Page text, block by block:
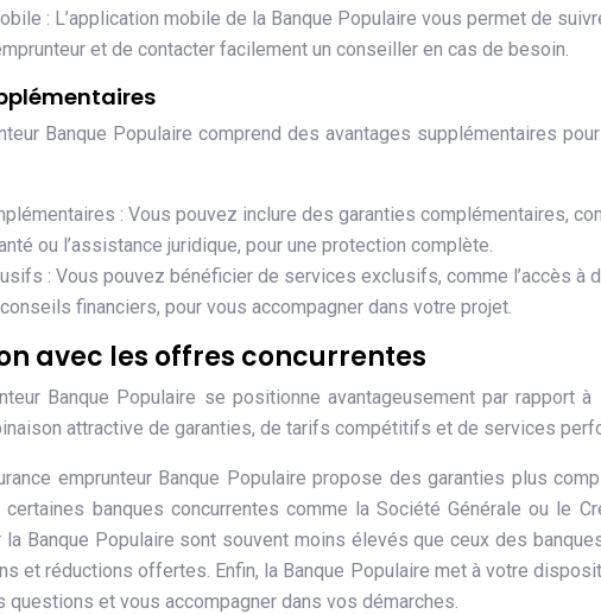
: L’application mobile de la Banque Populaire vous permet de
et de contacter facilement un conseiller en cas de besoin.
Banque Populaire comprend des avantages supplémentaires
: Vous pouvez inclure des garanties complémentaires,
ou l’assistance juridique, pour une protection complète.
: Vous pouvez bénéficier de services exclusifs, comme l’accès à
financiers, pour vous accompagner dans votre projet.
avec les offres concurrentes
Banque Populaire se positionne avantageusement par rapport
attractive de garanties, de tarifs compétitifs et de services
emprunteur Banque Populaire propose des garanties plus
certaines banques concurrentes comme la Société Générale ou le
Banque Populaire sont souvent moins élevés que ceux des
et réductions offertes. Enfin, la Banque Populaire met à votre
questions et vous accompagner dans vos démarches.